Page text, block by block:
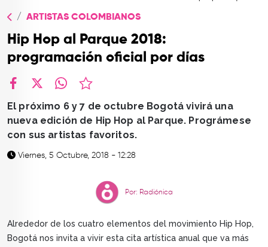
CONTACTO
ARTISTAS COLOMBIANOS
Hip Hop al Parque 2018:
programación oficial por días
El próximo 6 y 7 de octubre Bogotá vivirá una
nueva edición de Hip Hop al Parque. Prográmese
con sus artistas favoritos.
Viernes, 5 Octubre, 2018 - 12:28
Por: Radiónica
Alrededor de los cuatro elementos del movimiento Hip Hop,
Bogotá nos invita a vivir esta cita artística anual que va más